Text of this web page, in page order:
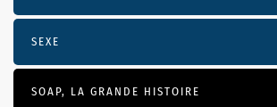
SEXE
SOAP, LA GRANDE HISTOIRE